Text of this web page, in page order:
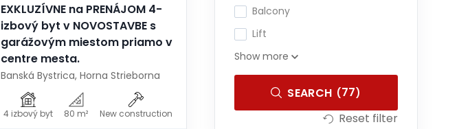
EXKLUZÍVNE na PRENÁJOM 4-
izbový byt v NOVOSTAVBE s
garážovým miestom priamo v
centre mesta.
Banská Bystrica, Horna Strieborna
4 izbový byt 80 m² New construction
Balcony
Lift
Show more
SEARCH (77)
Reset filter